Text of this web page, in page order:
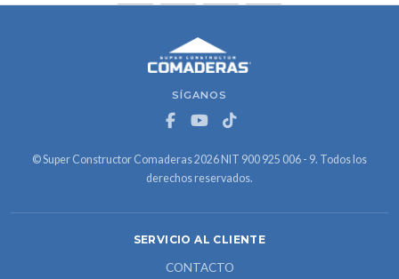
SÍGANOS
© Super Constructor Comaderas 2026 NIT 900 925 006 - 9. Todos los
derechos reservados.
SERVICIO AL CLIENTE
CONTACTO